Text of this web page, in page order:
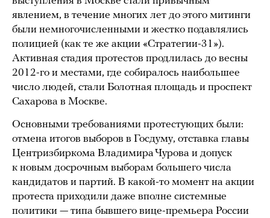
явлением, в течение многих лет до этого митинги
были немногочисленными и жестко подавлялись
полицией (как те же акции «Стратегии-31»).
Активная стадия протестов продлилась до весны
2012-го и местами, где собиралось наибольшее
число людей, стали Болотная площадь и проспект
Сахарова в Москве.
Основными требованиями протестующих были:
отмена итогов выборов в Госдуму, отставка главы
Центризбиркома Владимира Чурова и допуск
к новым досрочным выборам большего числа
кандидатов и партий. В какой-то момент на акции
протеста приходили даже вполне системные
политики — типа бывшего вице-премьера России